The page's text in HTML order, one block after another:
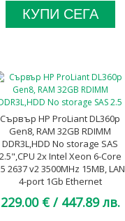
КУПИ СЕГА
Сървър HP ProLiant DL360p
Gen8, RAM 32GB RDIMM
DDR3L,HDD No storage SAS
2.5",CPU 2x Intel Xeon 6-Core
2637 v2 3500MHz 15MB, LAN
4-port 1Gb Ethernet
A клас
229.00 € / 447.89 лв.